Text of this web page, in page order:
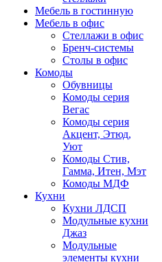
Мебель в гостинную
Мебель в офис
Стеллажи в офис
Бренч-системы
Столы в офис
Комоды
Обувницы
Комоды серия
Вегас
Комоды серия
Акцент, Этюд,
Уют
Комоды Стив,
Гамма, Итен, Мэт
Комоды МДФ
Кухни
Кухни ЛДСП
Модульные кухни
Джаз
Модульные
элементы кухни